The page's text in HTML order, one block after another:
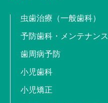
虫歯治療（一般歯科）
予防歯科・メンテナンス
歯周病予防
小児歯科
小児矯正